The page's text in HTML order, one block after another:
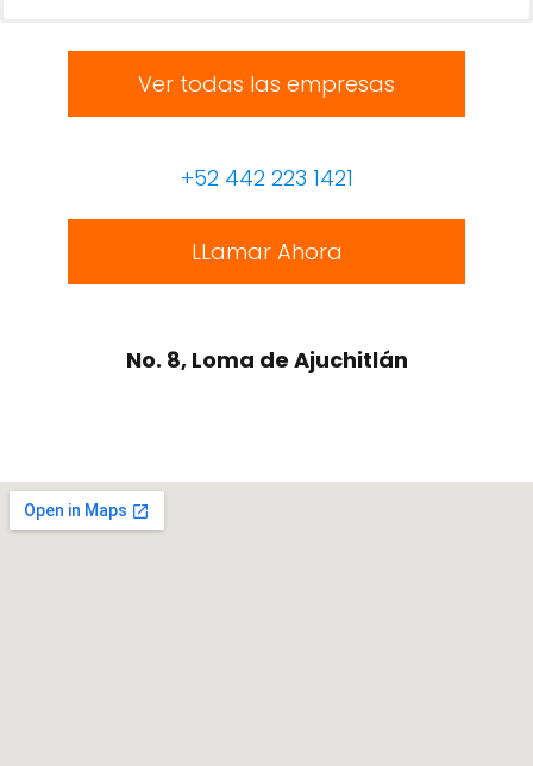
Ver todas las empresas
+52 442 223 1421
LLamar Ahora
No. 8, Loma de Ajuchitlán